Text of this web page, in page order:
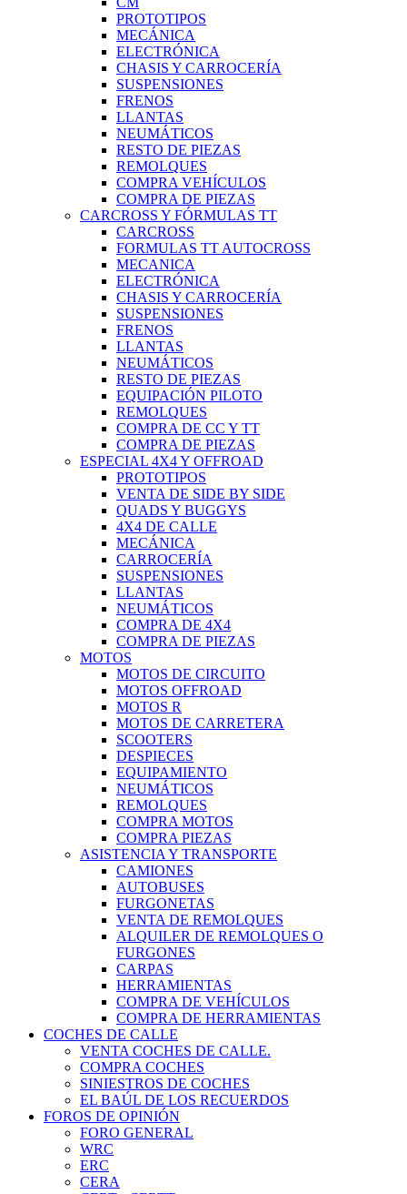
PROTOTIPOS
MECÁNICA
ELECTRÓNICA
CHASIS Y CARROCERÍA
SUSPENSIONES
FRENOS
LLANTAS
NEUMÁTICOS
RESTO DE PIEZAS
REMOLQUES
COMPRA VEHÍCULOS
COMPRA DE PIEZAS
CARCROSS Y FÓRMULAS TT
CARCROSS
FORMULAS TT AUTOCROSS
MECANICA
ELECTRÓNICA
CHASIS Y CARROCERÍA
SUSPENSIONES
FRENOS
LLANTAS
NEUMÁTICOS
RESTO DE PIEZAS
EQUIPACIÓN PILOTO
REMOLQUES
COMPRA DE CC Y TT
COMPRA DE PIEZAS
ESPECIAL 4X4 Y OFFROAD
PROTOTIPOS
VENTA DE SIDE BY SIDE
QUADS Y BUGGYS
4X4 DE CALLE
MECÁNICA
CARROCERÍA
SUSPENSIONES
LLANTAS
NEUMÁTICOS
COMPRA DE 4X4
COMPRA DE PIEZAS
MOTOS
MOTOS DE CIRCUITO
MOTOS OFFROAD
MOTOS R
MOTOS DE CARRETERA
SCOOTERS
DESPIECES
EQUIPAMIENTO
NEUMÁTICOS
REMOLQUES
COMPRA MOTOS
COMPRA PIEZAS
ASISTENCIA Y TRANSPORTE
CAMIONES
AUTOBUSES
FURGONETAS
VENTA DE REMOLQUES
ALQUILER DE REMOLQUES O
FURGONES
CARPAS
HERRAMIENTAS
COMPRA DE VEHÍCULOS
COMPRA DE HERRAMIENTAS
COCHES DE CALLE
VENTA COCHES DE CALLE.
COMPRA COCHES
SINIESTROS DE COCHES
EL BAÚL DE LOS RECUERDOS
FOROS DE OPINIÓN
FORO GENERAL
WRC
ERC
CERA